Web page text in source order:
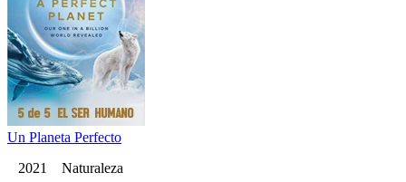
Un Planeta Perfecto
2021 Naturaleza